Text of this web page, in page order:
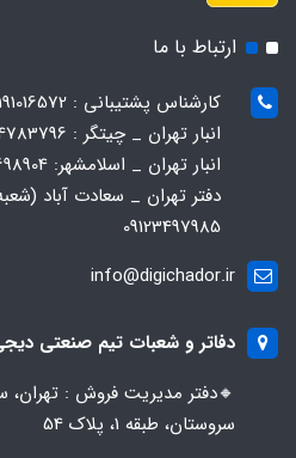
ارتباط با ما
کارشناس پشتیبانی : 02191016572
انبار تهران _ چیتگر : 02144783796 - 09213497985
انبار تهران _ اسلامشهر: 02156698904 - 09353497985
09123497985
info@digichador.ir
دفاتر و شعبات تیم صنعتی
🔸️​​دفتر مدیریت فروش : تهران،
سروستان، طبقه 1، پلاک 54